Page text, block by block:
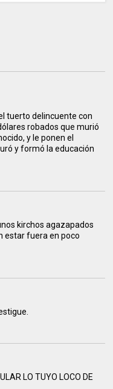
tuerto delincuente con
robados que murió
y le ponen el
y formó la educación
kirchos agazapados
estar fuera en poco
LO TUYO LOCO DE